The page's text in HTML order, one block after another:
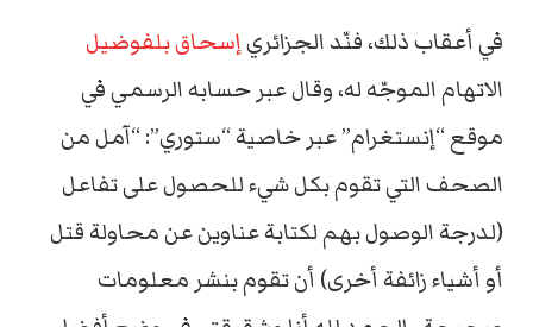
في أعقاب ذلك، فنّد الجزائريإسحاق بلفوضيل
الاتهام الموجّه له، وقال عبر حسابه الرسمي في
موقع “إنستغرام” عبر خاصية “ستوري”: “آمل من
الصحف التي تقوم بكل شيء للحصول على تفاعل
(لدرجة الوصول بهم لكتابة عناوين عن محاولة قتل
أو أشياء زائفة أخرى) أن تقوم بنشر معلومات